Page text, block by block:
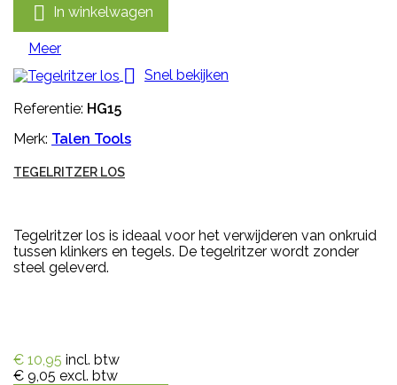
 In winkelwagen
Meer
 Snel bekijken
Referentie: HG15
Merk: Talen Tools
TEGELRITZER LOS
Tegelritzer los is ideaal voor het verwijderen van onkruid
tussen klinkers en tegels. De tegelritzer wordt zonder
steel geleverd.
€ 10,95 incl. btw
€ 9,05 excl. btw